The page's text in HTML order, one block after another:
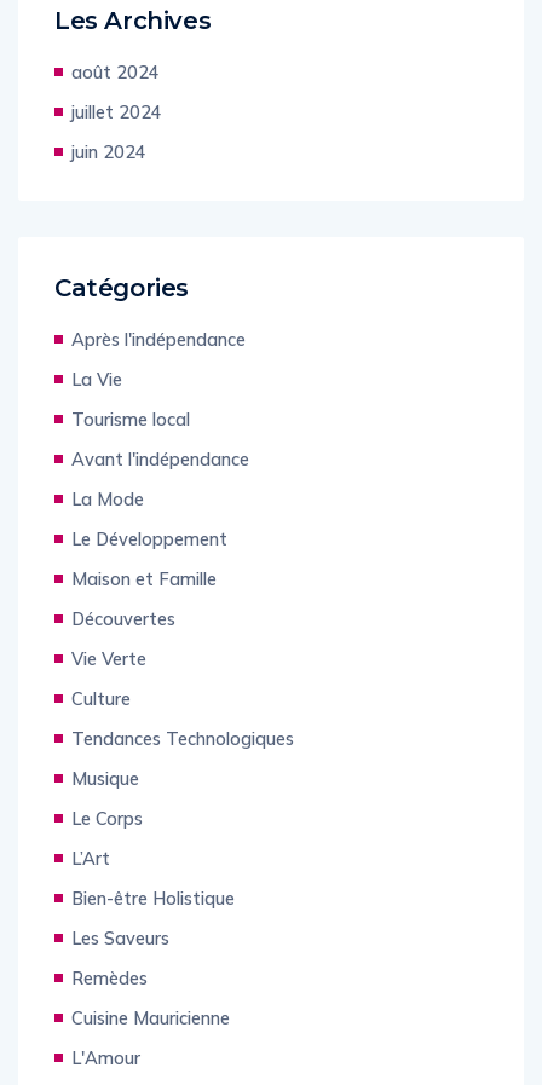
Les Archives
août 2024
juillet 2024
juin 2024
Catégories
Après l'indépendance
La Vie
Tourisme local
Avant l'indépendance
La Mode
Le Développement
Maison et Famille
Découvertes
Vie Verte
Culture
Tendances Technologiques
Musique
Le Corps
L’Art
Bien-être Holistique
Les Saveurs
Remèdes
Cuisine Mauricienne
L'Amour